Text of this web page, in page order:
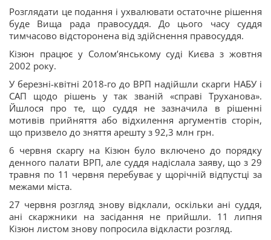
Розглядати це подання і ухвалювати остаточне рішення
буде Вища рада правосуддя. До цього часу суддя
тимчасово відсторонена від здійснення правосуддя.
Кізюн працює у Солом’янському суді Києва з жовтня
2002 року.
У березні-квітні 2018-го до ВРП надійшли скарги НАБУ і
САП щодо рішень у так званій «справі Труханова».
Йшлося про те, що суддя не зазначила в рішенні
мотивів прийняття або відхилення аргументів сторін,
що призвело до зняття арешту з 92,3 млн грн.
6 червня скаргу на Кізюн було включено до порядку
денного палати ВРП, але суддя надіслала заяву, що з 29
травня по 11 червня перебуває у щорічній відпустці за
межами міста.
27 червня розгляд знову відклали, оскільки ані суддя,
ані скаржники на засідання не прийшли. 11 липня
Кізюн листом знову попросила відкласти розгляд.